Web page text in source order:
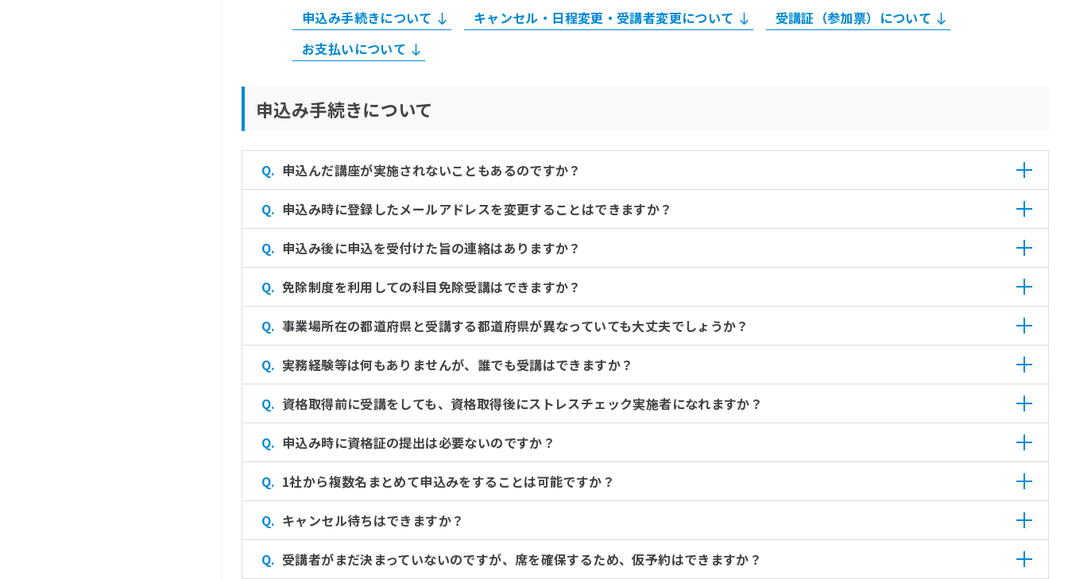
申込み手続きについて キャンセル・日程変更・受講者変更について
受講証（参加票）について
お支払いについて
申込み手続きについて
申込んだ講座が実施されないこともあるのですか？
申込み時に登録したメールアドレスを変更することはできますか？
申込み後に申込を受付けた旨の連絡はありますか？
免除制度を利用しての科目免除受講はできますか？
事業場所在の都道府県と受講する都道府県が異なっていても大丈夫でしょうか？
実務経験等は何もありませんが、誰でも受講はできますか？
資格取得前に受講をしても、資格取得後にストレスチェック実施者になれますか？
申込み時に資格証の提出は必要ないのですか？
1社から複数名まとめて申込みをすることは可能ですか？
キャンセル待ちはできますか？
受講者がまだ決まっていないのですが、席を確保するため、仮予約はできますか？